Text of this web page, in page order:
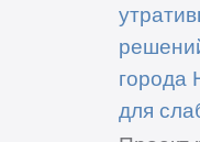
города
для